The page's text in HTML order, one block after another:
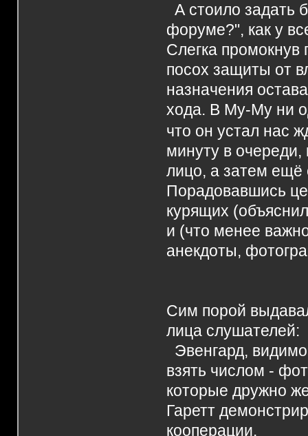
А стоило задать
форуме?", как у
Слегка
посох защиты от
назначения
хода. В Му-Му ни
что он устал нас
минуту в очереди,
лицо, а затем ещё
Порадовавшись
курящих
и (что менее
анекдоты,
Сим порой
лица слушателей:
Эвенгард,
взять числом -
которые дружно
Гаретт
кооперации.